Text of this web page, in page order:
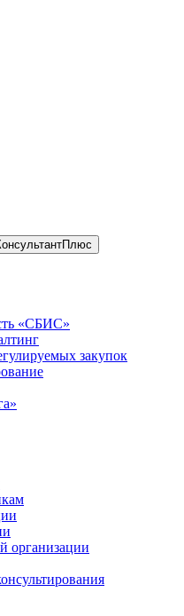
«СБИС»
закупок
организации